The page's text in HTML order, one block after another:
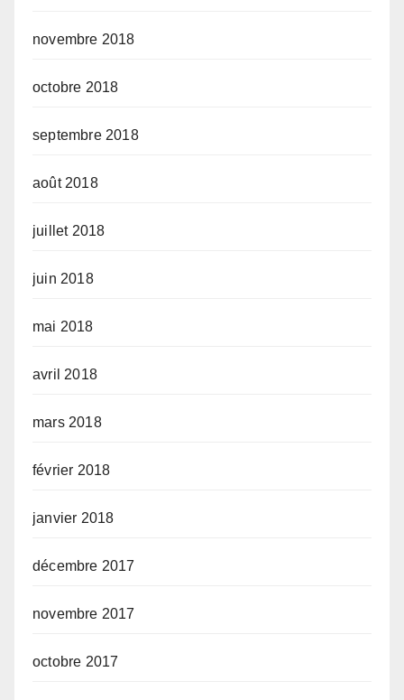
novembre 2018
octobre 2018
septembre 2018
août 2018
juillet 2018
juin 2018
mai 2018
avril 2018
mars 2018
février 2018
janvier 2018
décembre 2017
novembre 2017
octobre 2017